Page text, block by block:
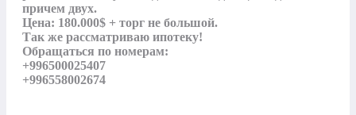
причем двух.
Цена: 180.000$ + торг не большой.
Так же рассматриваю ипотеку!
Обращаться по номерам:
+996500025407
+996558002674